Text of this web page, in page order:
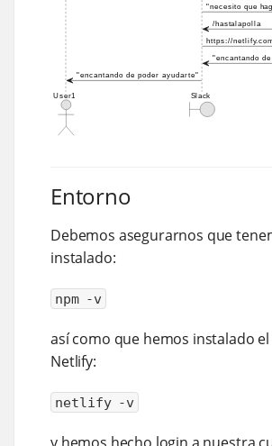
Entorno
Debemos asegurarnos que
instalado:
npm -v
así como que hemos instalado
Netlify:
netlify -v